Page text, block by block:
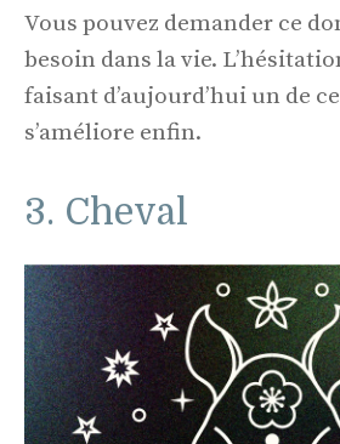
Vous pouvez demander ce
besoin dans la vie.
faisant d’aujourd’hui un de
s’améliore enfin.
3. Cheval